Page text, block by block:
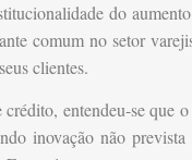
do
comum no setor
clientes.
entendeu-se que
inovação não